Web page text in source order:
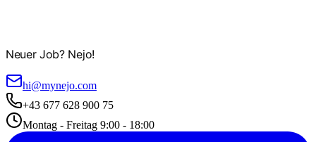
Neuer Job? Nejo!
hi@mynejo.com
+43 677 628 900 75
Montag - Freitag 9:00 - 18:00